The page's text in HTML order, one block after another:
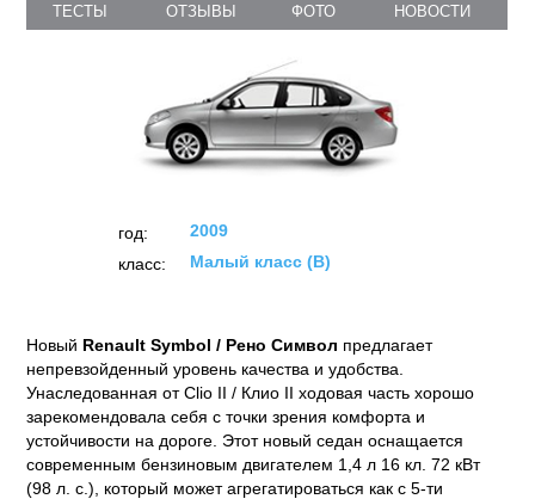
ТЕСТЫ ОТЗЫВЫ ФОТО НОВОСТИ
год:
2009
класс:
Малый класс (B)
Новый Renault Symbol / Рено Символ предлагает
непревзойденный уровень качества и удобства.
Унаследованная от Clio II / Клио II ходовая часть хорошо
зарекомендовала себя с точки зрения комфорта и
устойчивости на дороге. Этот новый седан оснащается
современным бензиновым двигателем 1,4 л 16 кл. 72 кВт
(98 л. с.), который может агрегатироваться как с 5-ти